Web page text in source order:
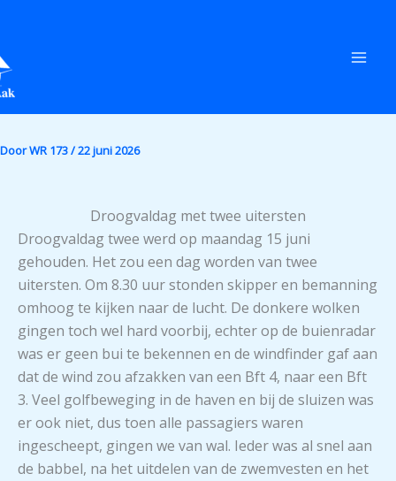
de
inhoud
DoorWR 173/22 juni 2026
Droogvaldag met twee uitersten
Droogvaldag twee werd op maandag 15 juni
gehouden. Het zou een dag worden van twee
uitersten. Om 8.30 uur stonden skipper en bemanning
omhoog te kijken naar de lucht. De donkere wolken
gingen toch wel hard voorbij, echter op de buienradar
was er geen bui te bekennen en de windfinder gaf aan
dat de wind zou afzakken van een Bft 4, naar een Bft
3. Veel golfbeweging in de haven en bij de sluizen was
er ook niet, dus toen alle passagiers waren
ingescheept, gingen we van wal. Ieder was al snel aan
de babbel, na het uitdelen van de zwemvesten en het